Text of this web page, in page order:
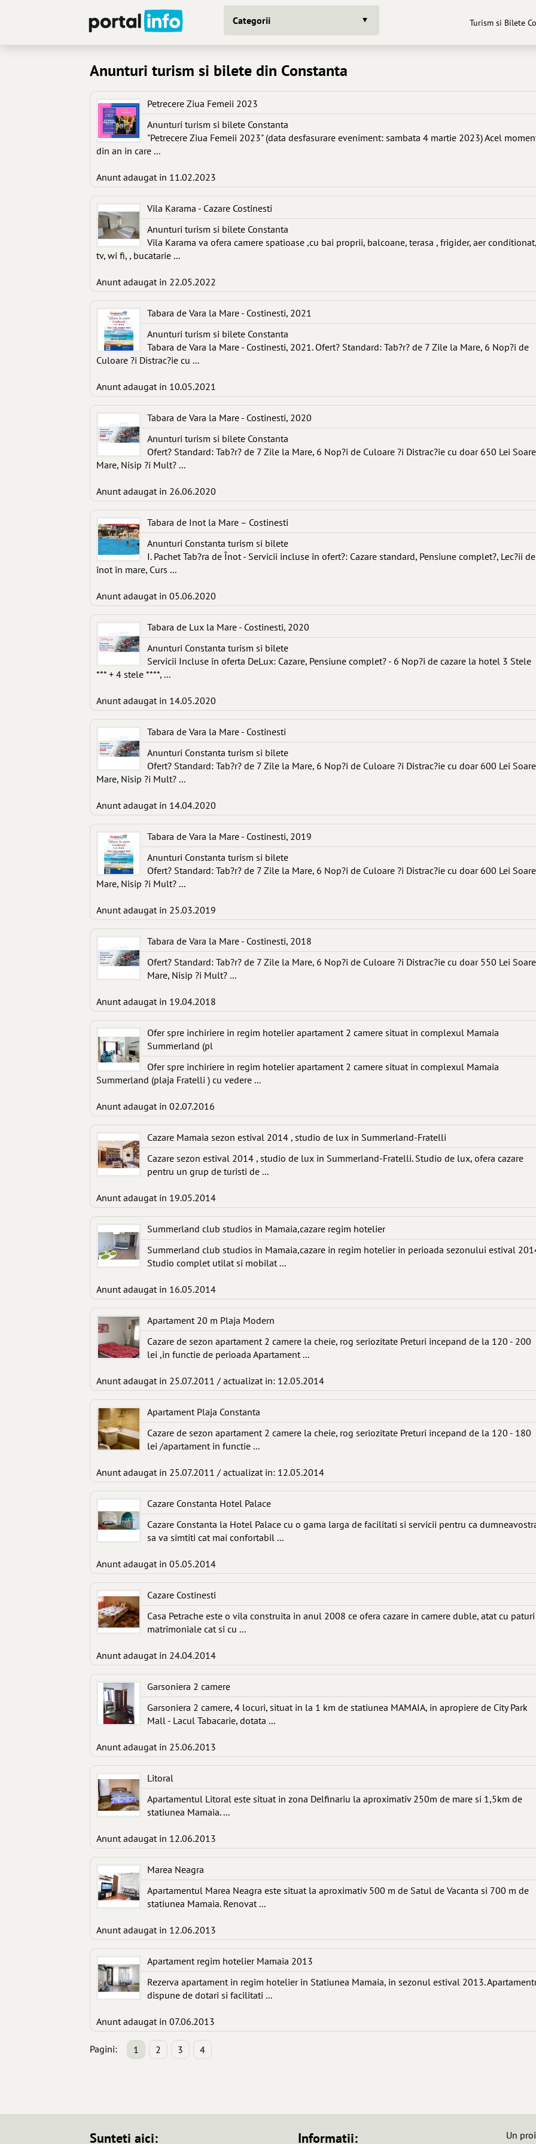
Categorii Turism si Bilete
Anunturi turism si bilete din Constanta
Petrecere Ziua Femeii 2023
Anunturi turism si bilete Constanta
"Petrecere Ziua Femeii 2023" (data desfasurare eveniment: sambata 4 martie 2023) Acel
din an in care ...
Anunt adaugat in 11.02.2023
Vila Karama - Cazare Costinesti
Anunturi turism si bilete Constanta
Vila Karama va ofera camere spatioase ,cu bai proprii, balcoane, terasa , frigider, aer conditionat,
tv, wi fi, , bucatarie ...
Anunt adaugat in 22.05.2022
Tabara de Vara la Mare - Costinesti, 2021
Anunturi turism si bilete Constanta
Tabara de Vara la Mare - Costinesti, 2021. Ofert? Standard: Tab?r? de 7 Zile la Mare, 6 Nop?i de
Culoare ?i Distrac?ie cu ...
Anunt adaugat in 10.05.2021
Tabara de Vara la Mare - Costinesti, 2020
Anunturi turism si bilete Constanta
Ofert? Standard: Tab?r? de 7 Zile la Mare, 6 Nop?i de Culoare ?i Distrac?ie cu doar 650 Lei
Mare, Nisip ?i Mult? ...
Anunt adaugat in 26.06.2020
Tabara de Inot la Mare – Costinesti
Anunturi Constanta turism si bilete
I. Pachet Tab?ra de Înot - Servicii incluse în ofert?: Cazare standard, Pensiune complet?, Lec?ii de
înot în mare, Curs ...
Anunt adaugat in 05.06.2020
Tabara de Lux la Mare - Costinesti, 2020
Anunturi Constanta turism si bilete
Servicii Incluse în oferta DeLux: Cazare, Pensiune complet? - 6 Nop?i de cazare la hotel 3 Stele
*** + 4 stele ****, ...
Anunt adaugat in 14.05.2020
Tabara de Vara la Mare - Costinesti
Anunturi Constanta turism si bilete
Ofert? Standard: Tab?r? de 7 Zile la Mare, 6 Nop?i de Culoare ?i Distrac?ie cu doar 600 Lei
Mare, Nisip ?i Mult? ...
Anunt adaugat in 14.04.2020
Tabara de Vara la Mare - Costinesti, 2019
Anunturi Constanta turism si bilete
Ofert? Standard: Tab?r? de 7 Zile la Mare, 6 Nop?i de Culoare ?i Distrac?ie cu doar 600 Lei
Mare, Nisip ?i Mult? ...
Anunt adaugat in 25.03.2019
Tabara de Vara la Mare - Costinesti, 2018
Ofert? Standard: Tab?r? de 7 Zile la Mare, 6 Nop?i de Culoare ?i Distrac?ie cu doar 550 Lei
Mare, Nisip ?i Mult? ...
Anunt adaugat in 19.04.2018
Ofer spre inchiriere in regim hotelier apartament 2 camere situat in complexul Mamaia
Summerland (pl
Ofer spre inchiriere in regim hotelier apartament 2 camere situat in complexul Mamaia
Summerland (plaja Fratelli ) cu vedere ...
Anunt adaugat in 02.07.2016
Cazare Mamaia sezon estival 2014 , studio de lux in Summerland-Fratelli
Cazare sezon estival 2014 , studio de lux in Summerland-Fratelli. Studio de lux, ofera cazare
pentru un grup de turisti de ...
Anunt adaugat in 19.05.2014
Summerland club studios in Mamaia,cazare regim hotelier
Summerland club studios in Mamaia,cazare in regim hotelier in perioada sezonului estival
Studio complet utilat si mobilat ...
Anunt adaugat in 16.05.2014
Apartament 20 m Plaja Modern
Cazare de sezon apartament 2 camere la cheie, rog seriozitate Preturi incepand de la 120 - 200
lei ,in functie de perioada Apartament ...
Anunt adaugat in 25.07.2011 / actualizat in: 12.05.2014
Apartament Plaja Constanta
Cazare de sezon apartament 2 camere la cheie, rog seriozitate Preturi incepand de la 120 - 180
lei /apartament in functie ...
Anunt adaugat in 25.07.2011 / actualizat in: 12.05.2014
Cazare Constanta Hotel Palace
Cazare Constanta la Hotel Palace cu o gama larga de facilitati si servicii pentru ca
sa va simtiti cat mai confortabil ...
Anunt adaugat in 05.05.2014
Cazare Costinesti
Casa Petrache este o vila construita in anul 2008 ce ofera cazare in camere duble, atat cu paturi
matrimoniale cat si cu ...
Anunt adaugat in 24.04.2014
Garsoniera 2 camere
Garsoniera 2 camere, 4 locuri, situat in la 1 km de statiunea MAMAIA, in apropiere de City Park
Mall - Lacul Tabacarie, dotata ...
Anunt adaugat in 25.06.2013
Litoral
Apartamentul Litoral este situat in zona Delfinariu la aproximativ 250m de mare si 1,5km de
statiunea Mamaia. ...
Anunt adaugat in 12.06.2013
Marea Neagra
Apartamentul Marea Neagra este situat la aproximativ 500 m de Satul de Vacanta si 700 m de
statiunea Mamaia. Renovat ...
Anunt adaugat in 12.06.2013
Apartament regim hotelier Mamaia 2013
Rezerva apartament in regim hotelier in Statiunea Mamaia, in sezonul estival 2013.
dispune de dotari si facilitati ...
Anunt adaugat in 07.06.2013
Pagini: 1 2 3 4
Sunteti aici: Informatii: Un